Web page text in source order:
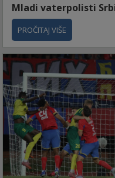
Mladi vaterpolisti
PROČITAJ VIŠE